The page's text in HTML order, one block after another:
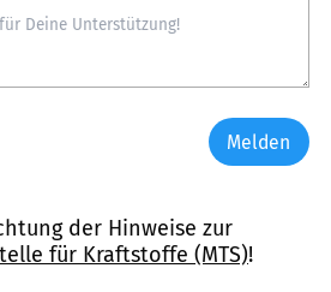
Melden
der Hinweise zur
für Kraftstoffe (MTS)!